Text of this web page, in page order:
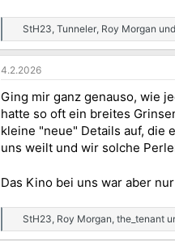
e
a
k
i
o
n
e
n
StH23, Tunneler, Roy Morgan
4.2.2026
Ging mir ganz genauso, wie
hatte so oft ein breites
kleine "neue" Details auf, die
uns weilt und wir solche
Das Kino bei uns war aber
e
StH23, Roy Morgan, the_tenant